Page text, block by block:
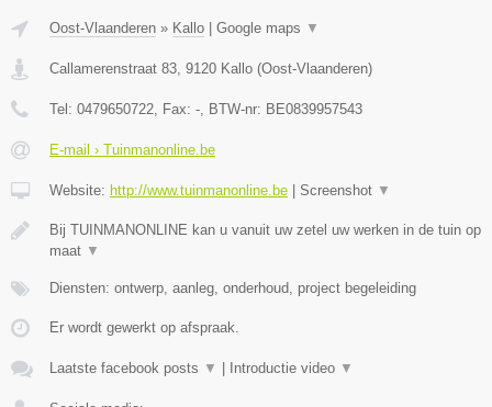
Oost-Vlaanderen » Kallo Google maps ▼
Callamerenstraat 83 9120 Kallo (Oost-Vlaanderen)
Tel: 0479650722 , Fax: - , BTW-nr: BE0839957543
E-mail › Tuinmanonline.be
Website: http://www.tuinmanonline.be Screenshot ▼
Bij TUINMANONLINE kan u vanuit uw zetel uw werken in de tuin op
maat ▼
Diensten: ontwerp, aanleg, onderhoud, project begeleiding
Er wordt gewerkt op afspraak.
Laatste facebook posts ▼ Introductie video ▼